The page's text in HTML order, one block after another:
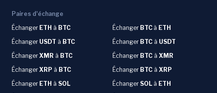
Paires d'échange
Échanger ETH à BTC Échanger BTC à ETH
Échanger USDT à BTC Échanger BTC à USDT
ÉchangerXMR à BTC Échanger BTC à XMR
ÉchangerXRP à BTC Échanger BTC à XRP
Échanger ETH à SOL ÉchangerSOL à ETH